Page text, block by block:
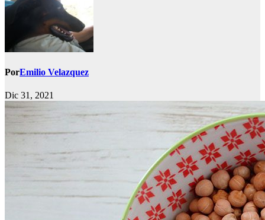
PorEmilio Velazquez
Dic 31, 2021